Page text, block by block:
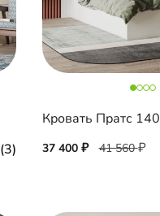
(3)
Кровать Пратс 140
37 400 41 560